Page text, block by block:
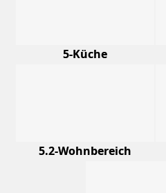
5-Küche
5.2-Wohnbereich